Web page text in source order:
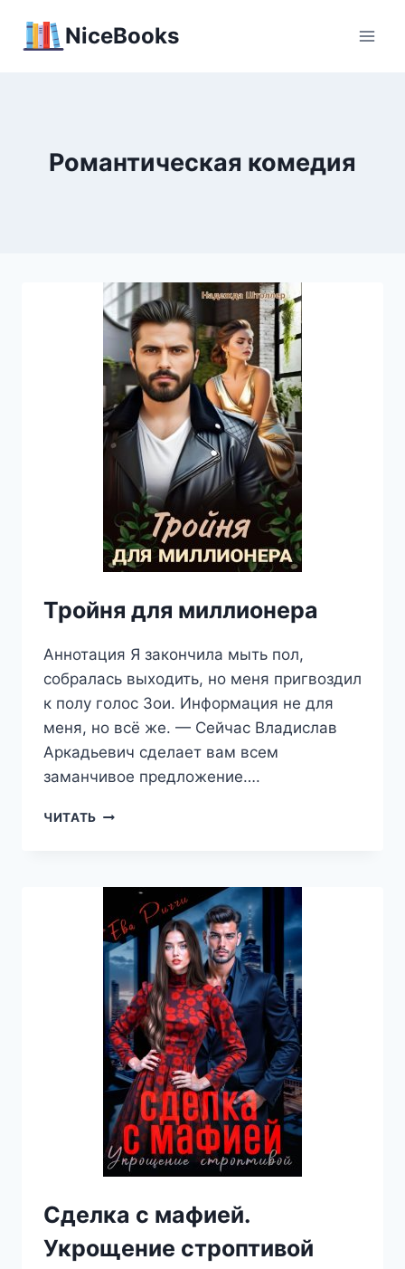
NiceBooks
Романтическая комедия
Тройня для миллионера
Аннотация Я закончила мыть пол,
собралась выходить, но меня пригвоздил
к полу голос Зои. Информация не для
меня, но всё же. — Сейчас Владислав
Аркадьевич сделает вам всем
заманчивое предложение….
ЧИТАТЬ ТРОЙНЯ
Сделка с мафией.
Укрощение строптивой